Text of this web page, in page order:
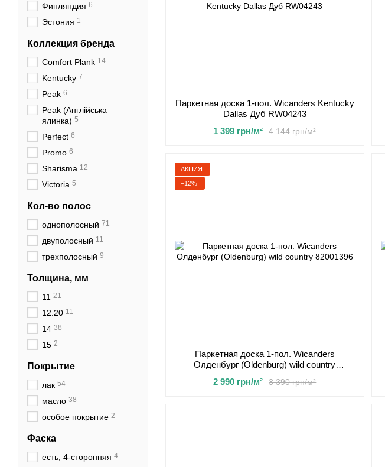
Паркетная доска 1-пол. Wicanders Kentucky
Dallas Дуб RW04243
4 144 грн/м²
1 399 грн/м²
АКЦИЯ
−12%
Паркетная доска 1-пол. Wicanders
Олденбург (Oldenburg) wild country
3 390 грн/м²
2 990 грн/м²
Финляндия 6
Эстония 1
Коллекция бренда
Comfort Plank 14
Kentucky 7
Peak 6
Peak (Англійська
ялинка) 5
Perfect 6
Promo 6
Sharisma 12
Victoria 5
Кол-во полос
однополосный 71
двуполосный 11
трехполосный 9
Толщина, мм
11 21
12.20 11
14 38
15 2
Покрытие
лак 54
масло 38
особое покрытие 2
Фаска
есть, 4-сторонняя 4